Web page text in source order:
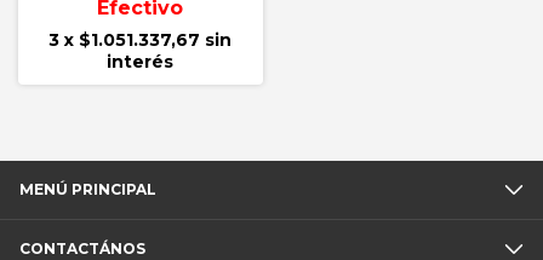
Efectivo
3 x $1.051.337,67 sin
interés
MENÚ PRINCIPAL
CONTACTÁNOS